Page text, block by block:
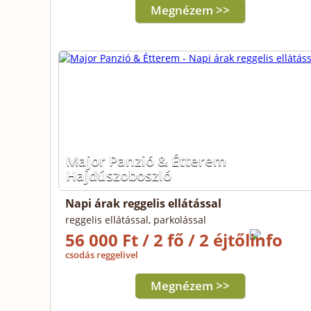
Megnézem >>
Major Panzió & Étterem
Hajdúszoboszló
Napi árak reggelis ellátással
reggelis ellátással, parkolással
56 000 Ft / 2 fő / 2 éjtől
csodás reggelivel
Megnézem >>